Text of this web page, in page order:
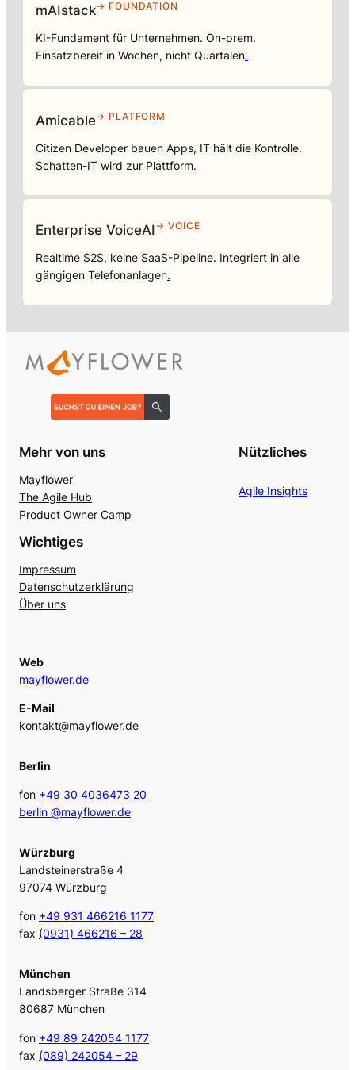
mAIstack→ FOUNDATION
KI-Fundament für Unternehmen. On-prem.
Einsatzbereit in Wochen, nicht Quartalen.
Amicable→ PLATFORM
Citizen Developer bauen Apps, IT hält die Kontrolle.
Schatten-IT wird zur Plattform.
Enterprise VoiceAI→ VOICE
Realtime S2S, keine SaaS-Pipeline. Integriert in alle
gängigen Telefonanlagen.
Mehr von uns
Mayflower
The Agile Hub
Product Owner Camp
Nützliches
Agile Insights
Wichtiges
Impressum
Datenschutzerklärung
Über uns
Web
mayflower.de
E-Mail
kontakt@mayflower.de
Berlin
fon +49 30 4036473 20
berlin @mayflower.de
Würzburg
Landsteinerstraße 4
97074 Würzburg
fon +49 931 466216 1177
fax (0931) 466216 – 28
München
Landsberger Straße 314
80687 München
fon +49 89 242054 1177
fax (089) 242054 – 29